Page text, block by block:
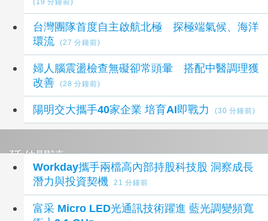
台灣團隊首度自主啟航北極 探極端氣候、海洋
環流
(27 分鐘前)
婦人腦震盪檢查無礙卻常頭暈 搭配中醫調理獲
改善
(28 分鐘前)
陽明交大攜手40家企業 培育AI即戰力 (30 分鐘前)
延伸閱讀
Workday攜手兩檔高內部持股科技股 洞察成長
潛力與投資契機
21 分鐘前
富采 Micro LED光通訊技術躍進 藍光調變頻寬